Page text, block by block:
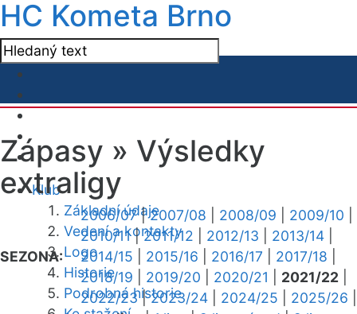
HC Kometa Brno
Klub
Základní údaje
Vedení a kontakty
Logo
Historie
Podrobná historie
Zápasy » Výsledky
extraligy
SEZONA:
2006/07|2007/08 2008/09 2009/10
2010/11|2011/12 2012/13 2013/14
2014/15
2015/16 2016/17 2017/18
2018/19
2019/20 2020/21 2021/22
2022/23|2023/24 2024/25 2025/26